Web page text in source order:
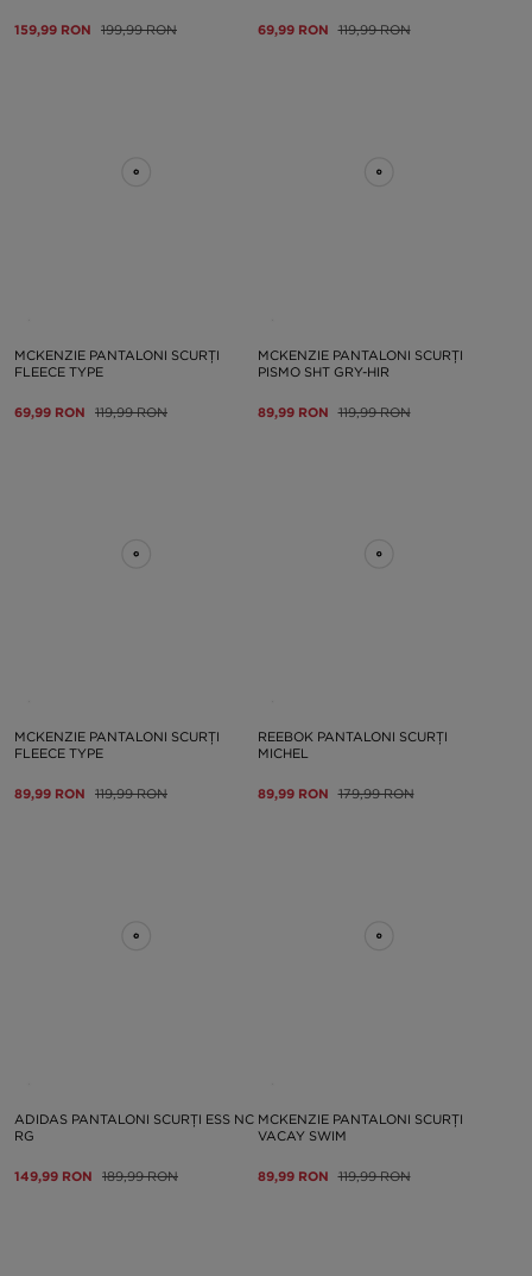
159,99 RON 199,99 RON 69,99 RON 119,99 RON
MCKENZIE PANTALONI SCURȚI
FLEECE TYPE
69,99 RON 119,99 RON
MCKENZIE PANTALONI SCURȚI
PISMO SHT GRY-HIR
89,99 RON 119,99 RON
MCKENZIE PANTALONI SCURȚI
FLEECE TYPE
89,99 RON 119,99 RON
REEBOK PANTALONI SCURȚI
MICHEL
89,99 RON 179,99 RON
ADIDAS PANTALONI SCURȚI ESS NC
RG
149,99 RON 189,99 RON
MCKENZIE PANTALONI SCURȚI
VACAY SWIM
89,99 RON 119,99 RON